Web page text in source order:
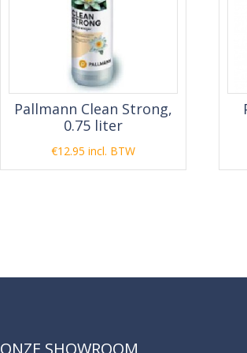
Pallmann Clean Strong,
0.75 liter
€12.95 incl. BTW
ONZE SHOWROOM